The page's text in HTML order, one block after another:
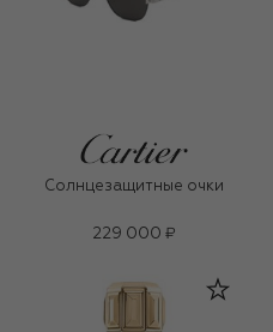
Солнцезащитные очки
229 000 ₽